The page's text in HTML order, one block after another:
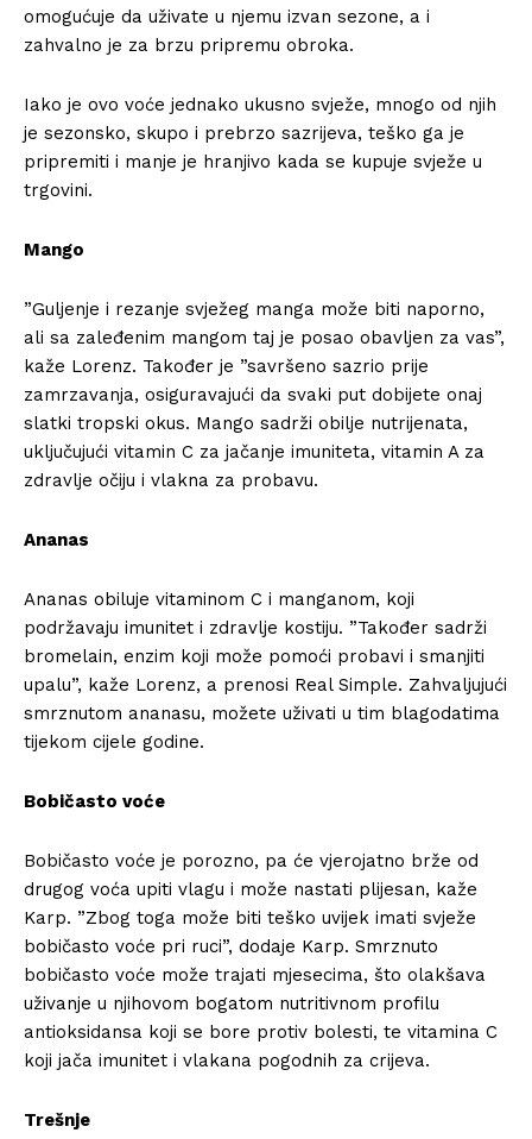
omogućuje da uživate u njemu izvan sezone, a i
zahvalno je za brzu pripremu obroka.
Iako je ovo voće jednako ukusno svježe, mnogo od njih
je sezonsko, skupo i prebrzo sazrijeva, teško ga je
pripremiti i manje je hranjivo kada se kupuje svježe u
trgovini.
Mango
”Guljenje i rezanje svježeg manga može biti naporno,
ali sa zaleđenim mangom taj je posao obavljen za vas”,
kaže Lorenz. Također je ”savršeno sazrio prije
zamrzavanja, osiguravajući da svaki put dobijete onaj
slatki tropski okus. Mango sadrži obilje nutrijenata,
uključujući vitamin C za jačanje imuniteta, vitamin A za
zdravlje očiju i vlakna za probavu.
Ananas
Ananas obiluje vitaminom C i manganom, koji
podržavaju imunitet i zdravlje kostiju. ”Također sadrži
bromelain, enzim koji može pomoći probavi i smanjiti
upalu”, kaže Lorenz, a prenosi Real Simple. Zahvaljujući
smrznutom ananasu, možete uživati ​​u tim blagodatima
tijekom cijele godine.
Bobičasto voće
Bobičasto voće je porozno, pa će vjerojatno brže od
drugog voća upiti vlagu i može nastati plijesan, kaže
Karp. ”Zbog toga može biti teško uvijek imati svježe
bobičasto voće pri ruci”, dodaje Karp. Smrznuto
bobičasto voće može trajati mjesecima, što olakšava
uživanje u njihovom bogatom nutritivnom profilu
antioksidansa koji se bore protiv bolesti, te vitamina C
koji jača imunitet i vlakana pogodnih za crijeva.
Trešnje